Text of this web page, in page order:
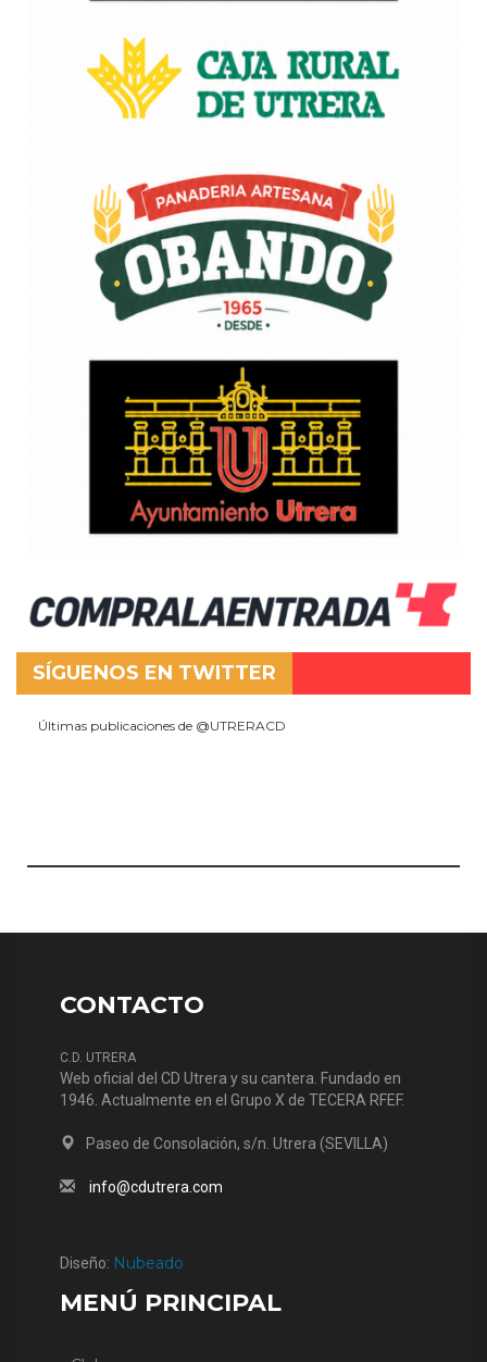
SÍGUENOS EN TWITTER
Últimas publicaciones de @UTRERACD
CONTACTO
C.D. UTRERA
Web oficial del CD Utrera y su cantera. Fundado en
1946. Actualmente en el Grupo X de TECERA RFEF.
Paseo de Consolación, s/n. Utrera (SEVILLA)
info@cdutrera.com
Diseño: Nubeado
MENÚ PRINCIPAL